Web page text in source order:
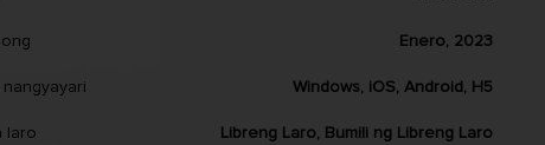
Korean
Cambodia
Enero, 2023
Windows, iOS, Android, H5
laro Libreng Laro, Bumili ng Libreng Laro